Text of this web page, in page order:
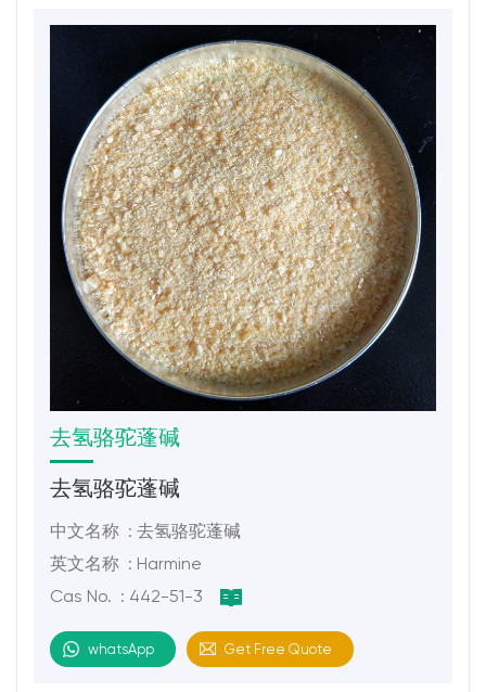
去氢骆驼蓬碱
去氢骆驼蓬碱
中文名称 : 去氢骆驼蓬碱
英文名称 : Harmine
Cas No. : 442-51-3
whatsApp Get Free Quote